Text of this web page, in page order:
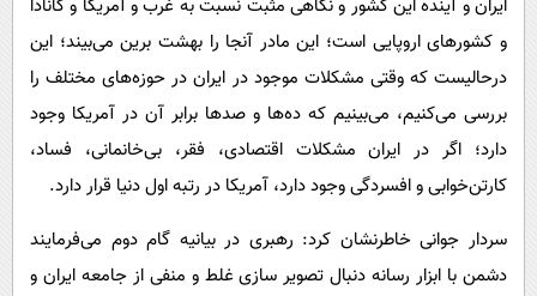
ایران و آینده این کشور و نگاهی مثبت نسبت به غرب و آمریکا و کانادا
و کشورهای اروپایی است؛ این مادر آنجا را بهشت برین می‌بیند؛ این
درحالیست که وقتی مشکلات موجود در ایران در حوزه‌های مختلف را
بررسی می‌کنیم، می‌بینیم که ده‌ها و صدها برابر آن در آمریکا وجود
دارد؛ اگر در ایران مشکلات اقتصادی، فقر، بی‌خانمانی، فساد،
کارتن‌خوابی و افسردگی وجود دارد، آمریکا در رتبه اول دنیا قرار دارد.
سردار جوانی خاطرنشان کرد: رهبری در بیانیه گام دوم می‌فرمایند
دشمن با ابزار رسانه دنبال تصویر سازی غلط و منفی از جامعه ایران و